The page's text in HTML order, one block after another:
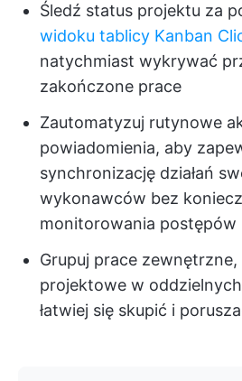
Śledź status projektu za
widoku tablicy Kanban
natychmiast wykrywać
zakończone prace
Zautomatyzuj rutynowe
powiadomienia, aby
synchronizację działań
wykonawców bez
monitorowania postępów
Grupuj prace
projektowe w
łatwiej się skupić i